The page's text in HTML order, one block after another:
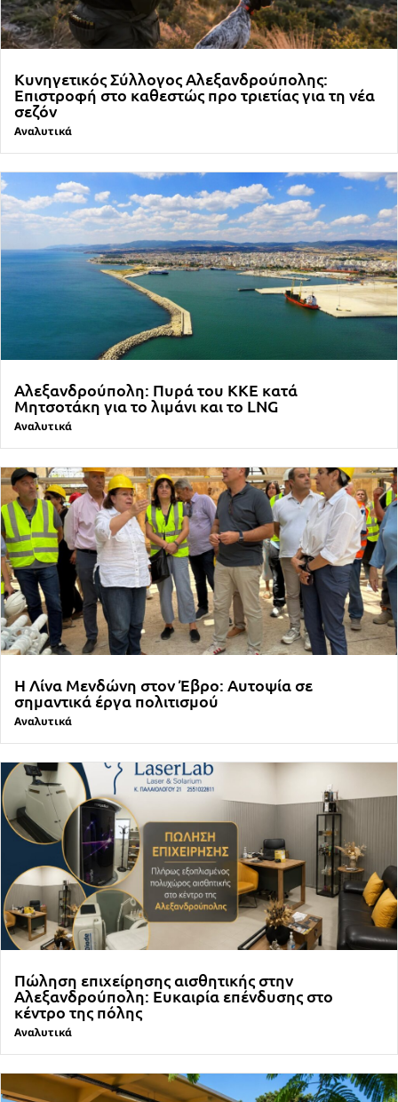
Κυνηγετικός Σύλλογος Αλεξανδρούπολης:
Επιστροφή στο καθεστώς προ τριετίας για τη νέα
σεζόν
Αναλυτικά
Αλεξανδρούπολη: Πυρά του ΚΚΕ κατά
Μητσοτάκη για το λιμάνι και το LNG
Αναλυτικά
Η Λίνα Μενδώνη στον Έβρο: Αυτοψία σε
σημαντικά έργα πολιτισμού
Αναλυτικά
Πώληση επιχείρησης αισθητικής στην
Αλεξανδρούπολη: Ευκαιρία επένδυσης στο
κέντρο της πόλης
Αναλυτικά